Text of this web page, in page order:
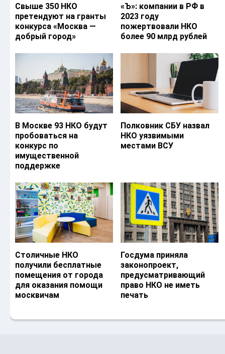
Свыше 350 НКО
претендуют на гранты
конкурса «Москва —
добрый город»
«Ъ‎»: компании в РФ в
2023 году
пожертвовали НКО
более 90 млрд рублей
В Москве 93 НКО будут
пробоваться на
конкурс по
имущественной
поддержке
Полковник СБУ назвал
НКО уязвимыми
местами ВСУ
Столичные НКО
получили бесплатные
помещения от города
для оказания помощи
москвичам
Госдума приняла
законопроект,
предусматривающий
право НКО не иметь
печать